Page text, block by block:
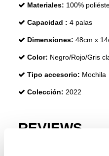
Materiales: 100%
Capacidad : 4 palas
Dimensiones: 48cm x
Color: Negro/Rojo/Gris
Tipo accesorio: Mochila
Colección: 2022
REVIEWS